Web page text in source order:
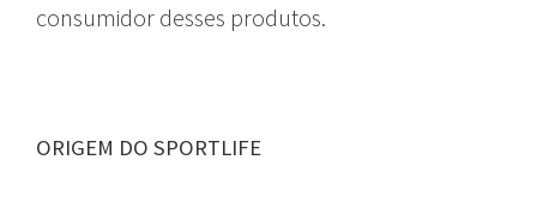
consumidor desses produtos.
ORIGEM DO SPORTLIFE